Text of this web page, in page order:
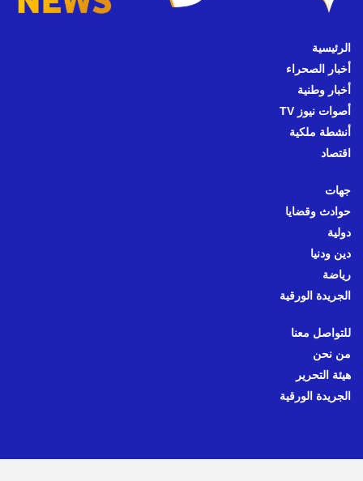
الرئيسية
أخبار الصحراء
أخبار وطنية
أصوات نيوز TV
أنشطة ملكية
اقتصاد
جهات
حوادث وقضايا
دولية
دين ودنيا
رياضة
الجريدة الورقية
للتواصل معنا
من نحن
هيئة التحرير
الجريدة الورقية